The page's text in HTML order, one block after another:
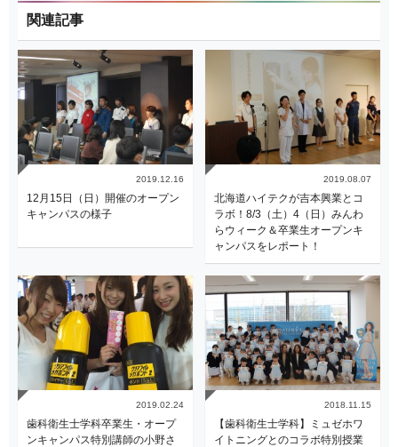
関連記事
2019.12.16
12月15日（日）開催のオープン
キャンパスの様子
2019.08.07
北海道ハイテクが吉本興業とコ
ラボ！8/3（土）4（日）みんわ
らウィーク＆卒業生オープンキ
ャンパスをレポート！
2019.02.24
歯科衛生士学科卒業生・オープ
ンキャンパス特別講師の小野さ
2018.11.15
【歯科衛生士学科】ミュゼホワ
イトニングとのコラボ特別授業